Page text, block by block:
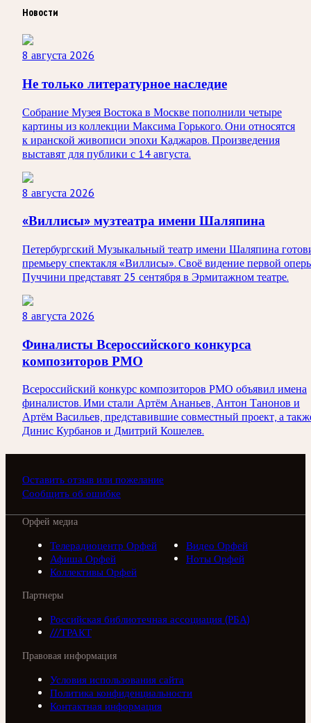
Новости
8 августа 2026
Не только литературное наследие
Собрание Музея Востока в Москве пополнили четыре
картины из коллекции Максима Горького. Они относятся
к иранской живописи эпохи Каджаров. Произведения
выставят для публики с 14 августа.
8 августа 2026
«Виллисы» музтеатра имени Шаляпина
Петербургский Музыкальный театр имени Шаляпина
премьеру спектакля «Виллисы». Своё видение первой
Пуччини представят 25 сентября в Эрмитажном театре.
8 августа 2026
Финалисты Всероссийского конкурса
композиторов РМО
Всероссийский конкурс композиторов РМО объявил имена
финалистов. Ими стали Артём Ананьев, Антон Танонов и
Артём Васильев, представившие совместный проект, а
Динис Курбанов и Дмитрий Кошелев.
Оставить отзыв или пожелание
Сообщить об ошибке
Орфей медиа
Телерадиоцентр Орфей
Видео Орфей
Афиша Орфей
Ноты Орфей
Коллективы Орфей
Партнеры
Российская библиотечная ассоциация (РБА)
///ТРАКТ
Правовая информация
Условия использования сайта
Политика конфиденциальности
Контактная информация